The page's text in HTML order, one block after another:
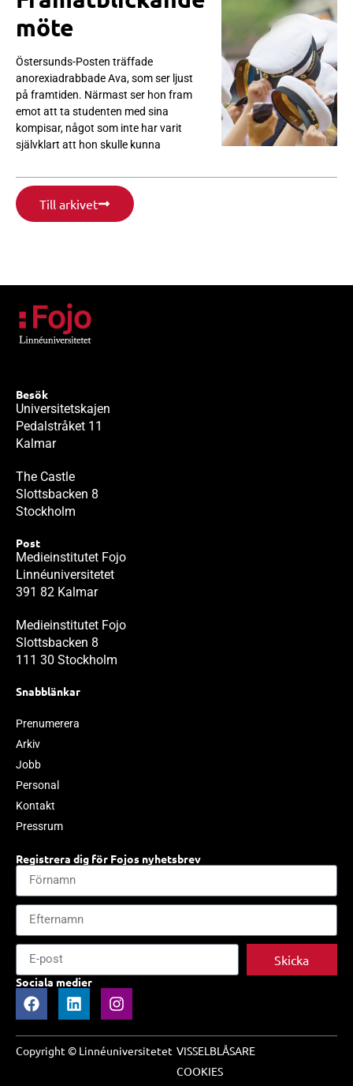
möte
Östersunds-Posten träffade
anorexiadrabbade Ava, som ser ljust
på framtiden. Närmast ser hon fram
emot att ta studenten med sina
kompisar, något som inte har varit
självklart att hon skulle kunna
Till arkivet
Besök
Universitetskajen
Pedalstråket 11
Kalmar
The Castle
Slottsbacken 8
Stockholm
Post
Medieinstitutet Fojo
Linnéuniversitetet
391 82 Kalmar
Medieinstitutet Fojo
Slottsbacken 8
111 30 Stockholm
Snabblänkar
Prenumerera
Arkiv
Jobb
Personal
Kontakt
Pressrum
Registrera dig för Fojos nyhetsbrev
Skicka
Sociala medier
Copyright © Linnéuniversitetet VISSELBLÅSARE
COOKIES